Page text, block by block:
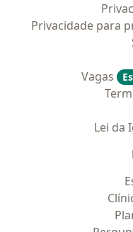
Privacidade para
Vagas
Lei da